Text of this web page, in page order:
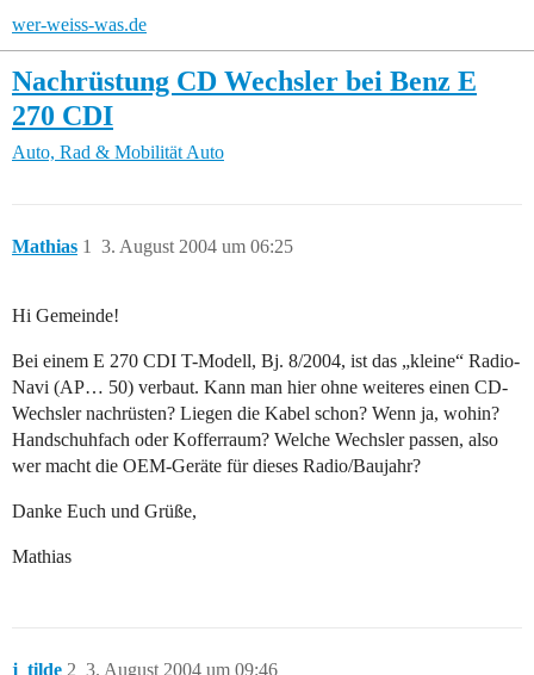
wer-weiss-was.de
Nachrüstung CD Wechsler bei Benz E
270 CDI
Auto, Rad & Mobilität Auto
Mathias 3. August 2004 um 06:25
1
Hi Gemeinde!
Bei einem E 270 CDI T-Modell, Bj. 8/2004, ist das „kleine“ Radio-
Navi (AP… 50) verbaut. Kann man hier ohne weiteres einen CD-
Wechsler nachrüsten? Liegen die Kabel schon? Wenn ja, wohin?
Handschuhfach oder Kofferraum? Welche Wechsler passen, also
wer macht die OEM-Geräte für dieses Radio/Baujahr?
Danke Euch und Grüße,
Mathias
j_tilde 3. August 2004 um 09:46
2